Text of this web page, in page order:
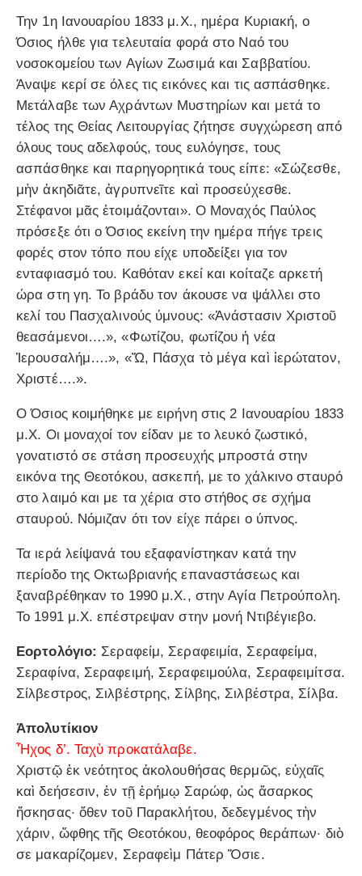
Την 1η Ιανουαρίου 1833 μ.Χ., ημέρα Κυριακή, ο
Όσιος ήλθε για τελευταία φορά στο Ναό του
νοσοκομείου των Αγίων Ζωσιμά και Σαββατίου.
Άναψε κερί σε όλες τις εικόνες και τις ασπάσθηκε.
Μετάλαβε των Αχράντων Μυστηρίων και μετά το
τέλος της Θείας Λειτουργίας ζήτησε συγχώρεση από
όλους τους αδελφούς, τους ευλόγησε, τους
ασπάσθηκε και παρηγορητικά τους είπε: «Σώζεσθε,
μὴν ἀκηδιᾶτε, ἀγρυπνεῖτε καὶ προσεύχεσθε.
Στέφανοι μᾶς ἑτοιμάζονται». Ο Μοναχός Παύλος
πρόσεξε ότι ο Όσιος εκείνη την ημέρα πήγε τρεις
φορές στον τόπο που είχε υποδείξει για τον
ενταφιασμό του. Καθόταν εκεί και κοίταζε αρκετή
ώρα στη γη. Το βράδυ τον άκουσε να ψάλλει στο
κελί του Πασχαλινούς ύμνους: «Ἀνάστασιν Χριστοῦ
θεασάμενοι….», «Φωτίζου, φωτίζου ἡ νέα
Ἱερουσαλήμ….», «Ὤ, Πάσχα τὸ μέγα καὶ ἱερώτατον,
Χριστέ….».
Ο Όσιος κοιμήθηκε με ειρήνη στις 2 Ιανουαρίου 1833
μ.Χ. Οι μοναχοί τον είδαν με το λευκό ζωστικό,
γονατιστό σε στάση προσευχής μπροστά στην
εικόνα της Θεοτόκου, ασκεπή, με το χάλκινο σταυρό
στο λαιμό και με τα χέρια στο στήθος σε σχήμα
σταυρού. Νόμιζαν ότι τον είχε πάρει ο ύπνος.
Τα ιερά λείψανά του εξαφανίστηκαν κατά την
περίοδο της Οκτωβριανής επαναστάσεως και
ξαναβρέθηκαν το 1990 μ.Χ., στην Αγία Πετρούπολη.
Το 1991 μ.Χ. επέστρεψαν στην μονή Ντιβέγιεβο.
Εορτολόγιο: Σεραφείμ, Σεραφειμία, Σεραφείμα,
Σεραφίνα, Σεραφειμή, Σεραφειμούλα, Σεραφειμίτσα.
Σίλβεστρος, Σιλβέστρης, Σίλβης, Σιλβέστρα, Σίλβα.
Ἀπολυτίκιον
Ἦχος δ’. Ταχὺ προκατάλαβε.
Χριστῷ ἐκ νεότητος ἀκολουθήσας θερμῶς, εὐχαῖς
καὶ δεήσεσιν, ἐν τῇ ἐρήμῳ Σαρώφ, ὡς ἄσαρκος
ἤσκησας· ὅθεν τοῦ Παρακλήτου, δεδεγμένος τὴν
χάριν, ὤφθης τῆς Θεοτόκου, θεοφόρος θεράπων· διὸ
σε μακαρίζομεν, Σεραφεὶμ Πάτερ Ὅσιε.